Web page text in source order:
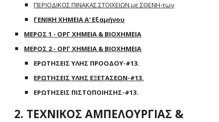
ΠΕΡΙΟΔΙΚΟΣ ΠΙΝΑΚΑΣ ΣΤΟΙΧΕΙΩΝ με ΣΘΕΝΗ-των
ΓΕΝΙΚΗ ΧΗΜΕΙΑ Α' Εξαμήνου
ΜΕΡΟΣ 1 - ΟΡΓ ΧΗΜΕΙΑ & ΒΙΟΧΗΜΕΙΑ
ΜΕΡΟΣ 2 - ΟΡΓ ΧΗΜΕΙΑ & ΒΙΟΧΗΜΕΙΑ
ΕΡΩΤΗΣΕΙΣ ΥΛΗΣ ΠΡΟΟΔΟΥ-#13.
ΕΡΩΤΗΣΕΙΣ ΥΛΗΣ ΕΞΕΤΑΣΕΩΝ-#13.
ΕΡΩΤΗΣΕΙΣ ΠΙΣΤΟΠΟΙΗΣΗΣ-#13.
2. ΤΕΧΝΙΚΟΣ ΑΜΠΕΛΟΥΡΓΙΑΣ &